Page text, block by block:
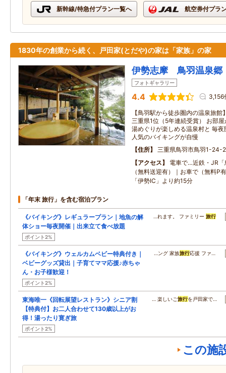
新幹線/特急付プラン一覧へ 航空券付プラ
1830年の創業から続く、戸田家(とだや)の家は「家族」の家
伊勢志摩 鳥羽温泉
フォトギャラリー
4.4 3,156
【鳥羽駅から徒歩圏内の温泉旅
三重県1位（5年連続受賞） お部
湯めぐりが楽しめる温泉村と 毎
人気のバイキングが自慢
住所
三重県鳥羽市鳥羽1-24-
アクセス
電車で…近鉄・JR
（無料送迎有）｜お車で（無料P
「伊勢IC」より約15分
「年末 旅行」を含む宿泊プラン
《バイキング》レギュラープラン｜地魚の解
体ショー毎夜開催｜出来立て食べ放題
ポイント2%
…れます。 ファミリー 旅行
《バイキング》ウェルカムベビー特典付き｜
ベビーグッズ貸出｜子育てママ応援♪赤ちゃ
ん・お子様歓迎！
ポイント2%
…ング 家族旅行応援 ファ…
東海唯一《回転展望レストラン》シニア割
【特典付】お二人合わせて130歳以上がお
得！湯ったり寛ぎ旅
ポイント2%
… 楽しいご旅行を戸田家で…
この施